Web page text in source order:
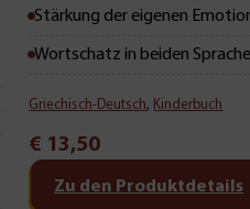
Stärkung der eigenen
Wortschatz in beiden
Griechisch-Deutsch, Kinderbuch
€ 13,50
Zu den Produktdetails